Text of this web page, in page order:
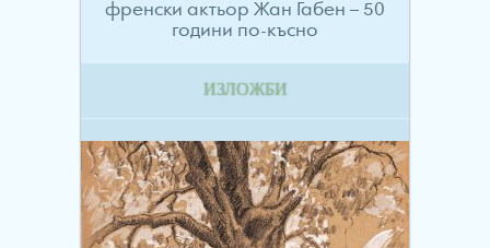
френски актьор Жан Габен – 50
години по-късно
ИЗЛОЖБИ